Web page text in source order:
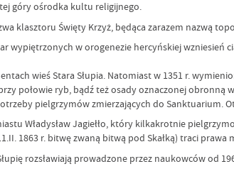
góry ośrodka kultu religijnego.
klasztoru Święty Krzyż, będąca zarazem nazwą
wypiętrzonych w orogenezie hercyńskiej wzniesień
wieś Stara Słupia. Natomiast w 1351 r.
połowie ryb, bądź też osady oznaczonej
potrzeby pielgrzymów zmierzających do
Władysław Jagiełło, który kilkakrotnie
1863 r. bitwę zwaną bitwą pod Skałką) traci prawa
rozsławiają prowadzone przez naukowców od